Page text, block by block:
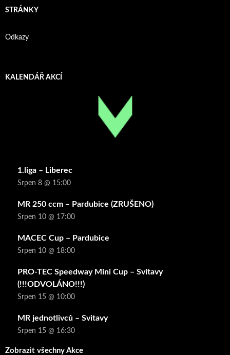
STRÁNKY
Odkazy
KALENDÁŘ AKCÍ
1.liga – Liberec
Srpen 8 @ 15:00
MR 250 ccm – Pardubice (ZRUŠENO)
Srpen 10 @ 17:00
MACEC Cup – Pardubice
Srpen 10 @ 18:00
PRO-TEC Speedway Mini Cup – Svitavy
(!!!ODVOLÁNO!!!)
Srpen 15 @ 10:00
MR jednotlivců – Svitavy
Srpen 15 @ 16:30
Zobrazit všechny Akce